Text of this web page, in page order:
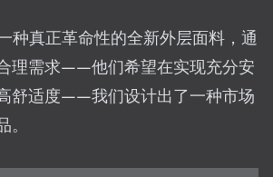
种真正革命性的全新外层面料，通
理需求——他们希望在实现充分安
舒适度——我们设计出了一种市场
。